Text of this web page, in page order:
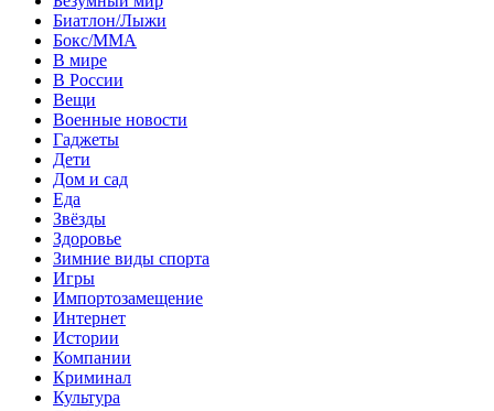
Биатлон/Лыжи
Бокс/MMA
В мире
В России
Вещи
Военные новости
Гаджеты
Дети
Дом и сад
Еда
Звёзды
Здоровье
Зимние виды спорта
Игры
Импортозамещение
Интернет
Истории
Компании
Криминал
Культура